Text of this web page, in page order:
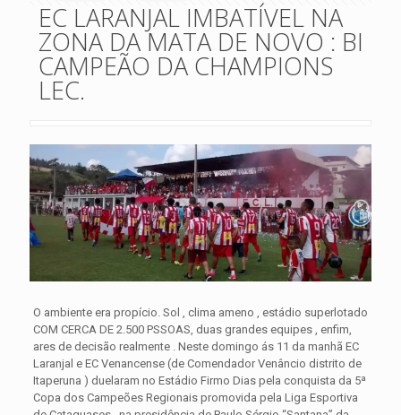
EC LARANJAL IMBATÍVEL NA
ZONA DA MATA DE NOVO : BI
CAMPEÃO DA CHAMPIONS
LEC.
O ambiente era propício. Sol , clima ameno , estádio superlotado
COM CERCA DE 2.500 PSSOAS, duas grandes equipes , enfim,
ares de decisão realmente . Neste domingo ás 11 da manhã EC
Laranjal e EC Venancense (de Comendador Venâncio distrito de
Itaperuna ) duelaram no Estádio Firmo Dias pela conquista da 5ª
Copa dos Campeões Regionais promovida pela Liga Esportiva